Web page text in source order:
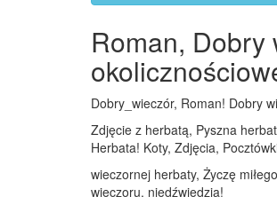
Roman,
Dobry_wieczór, Roman! Dobry
Zdjęcie z herbatą, Pyszna
Herbata! Koty, Zdjęcia,
wieczornej herbaty, Życzę
wieczoru, niedźwiedzia!